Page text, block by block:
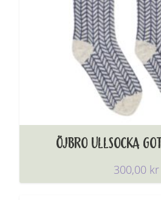
ÖJBRO ULLSOCKA
300,00 kr